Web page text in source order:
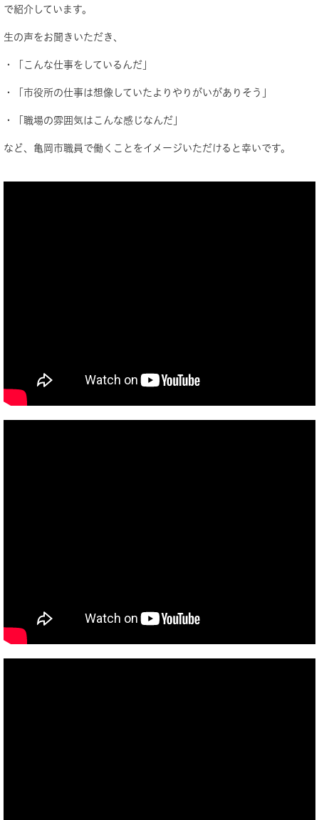
で紹介しています。
生の声をお聞きいただき、
・「こんな仕事をしているんだ」
・「市役所の仕事は想像していたよりやりがいがありそう」
・「職場の雰囲気はこんな感じなんだ」
など、亀岡市職員で働くことをイメージいただけると幸いです。